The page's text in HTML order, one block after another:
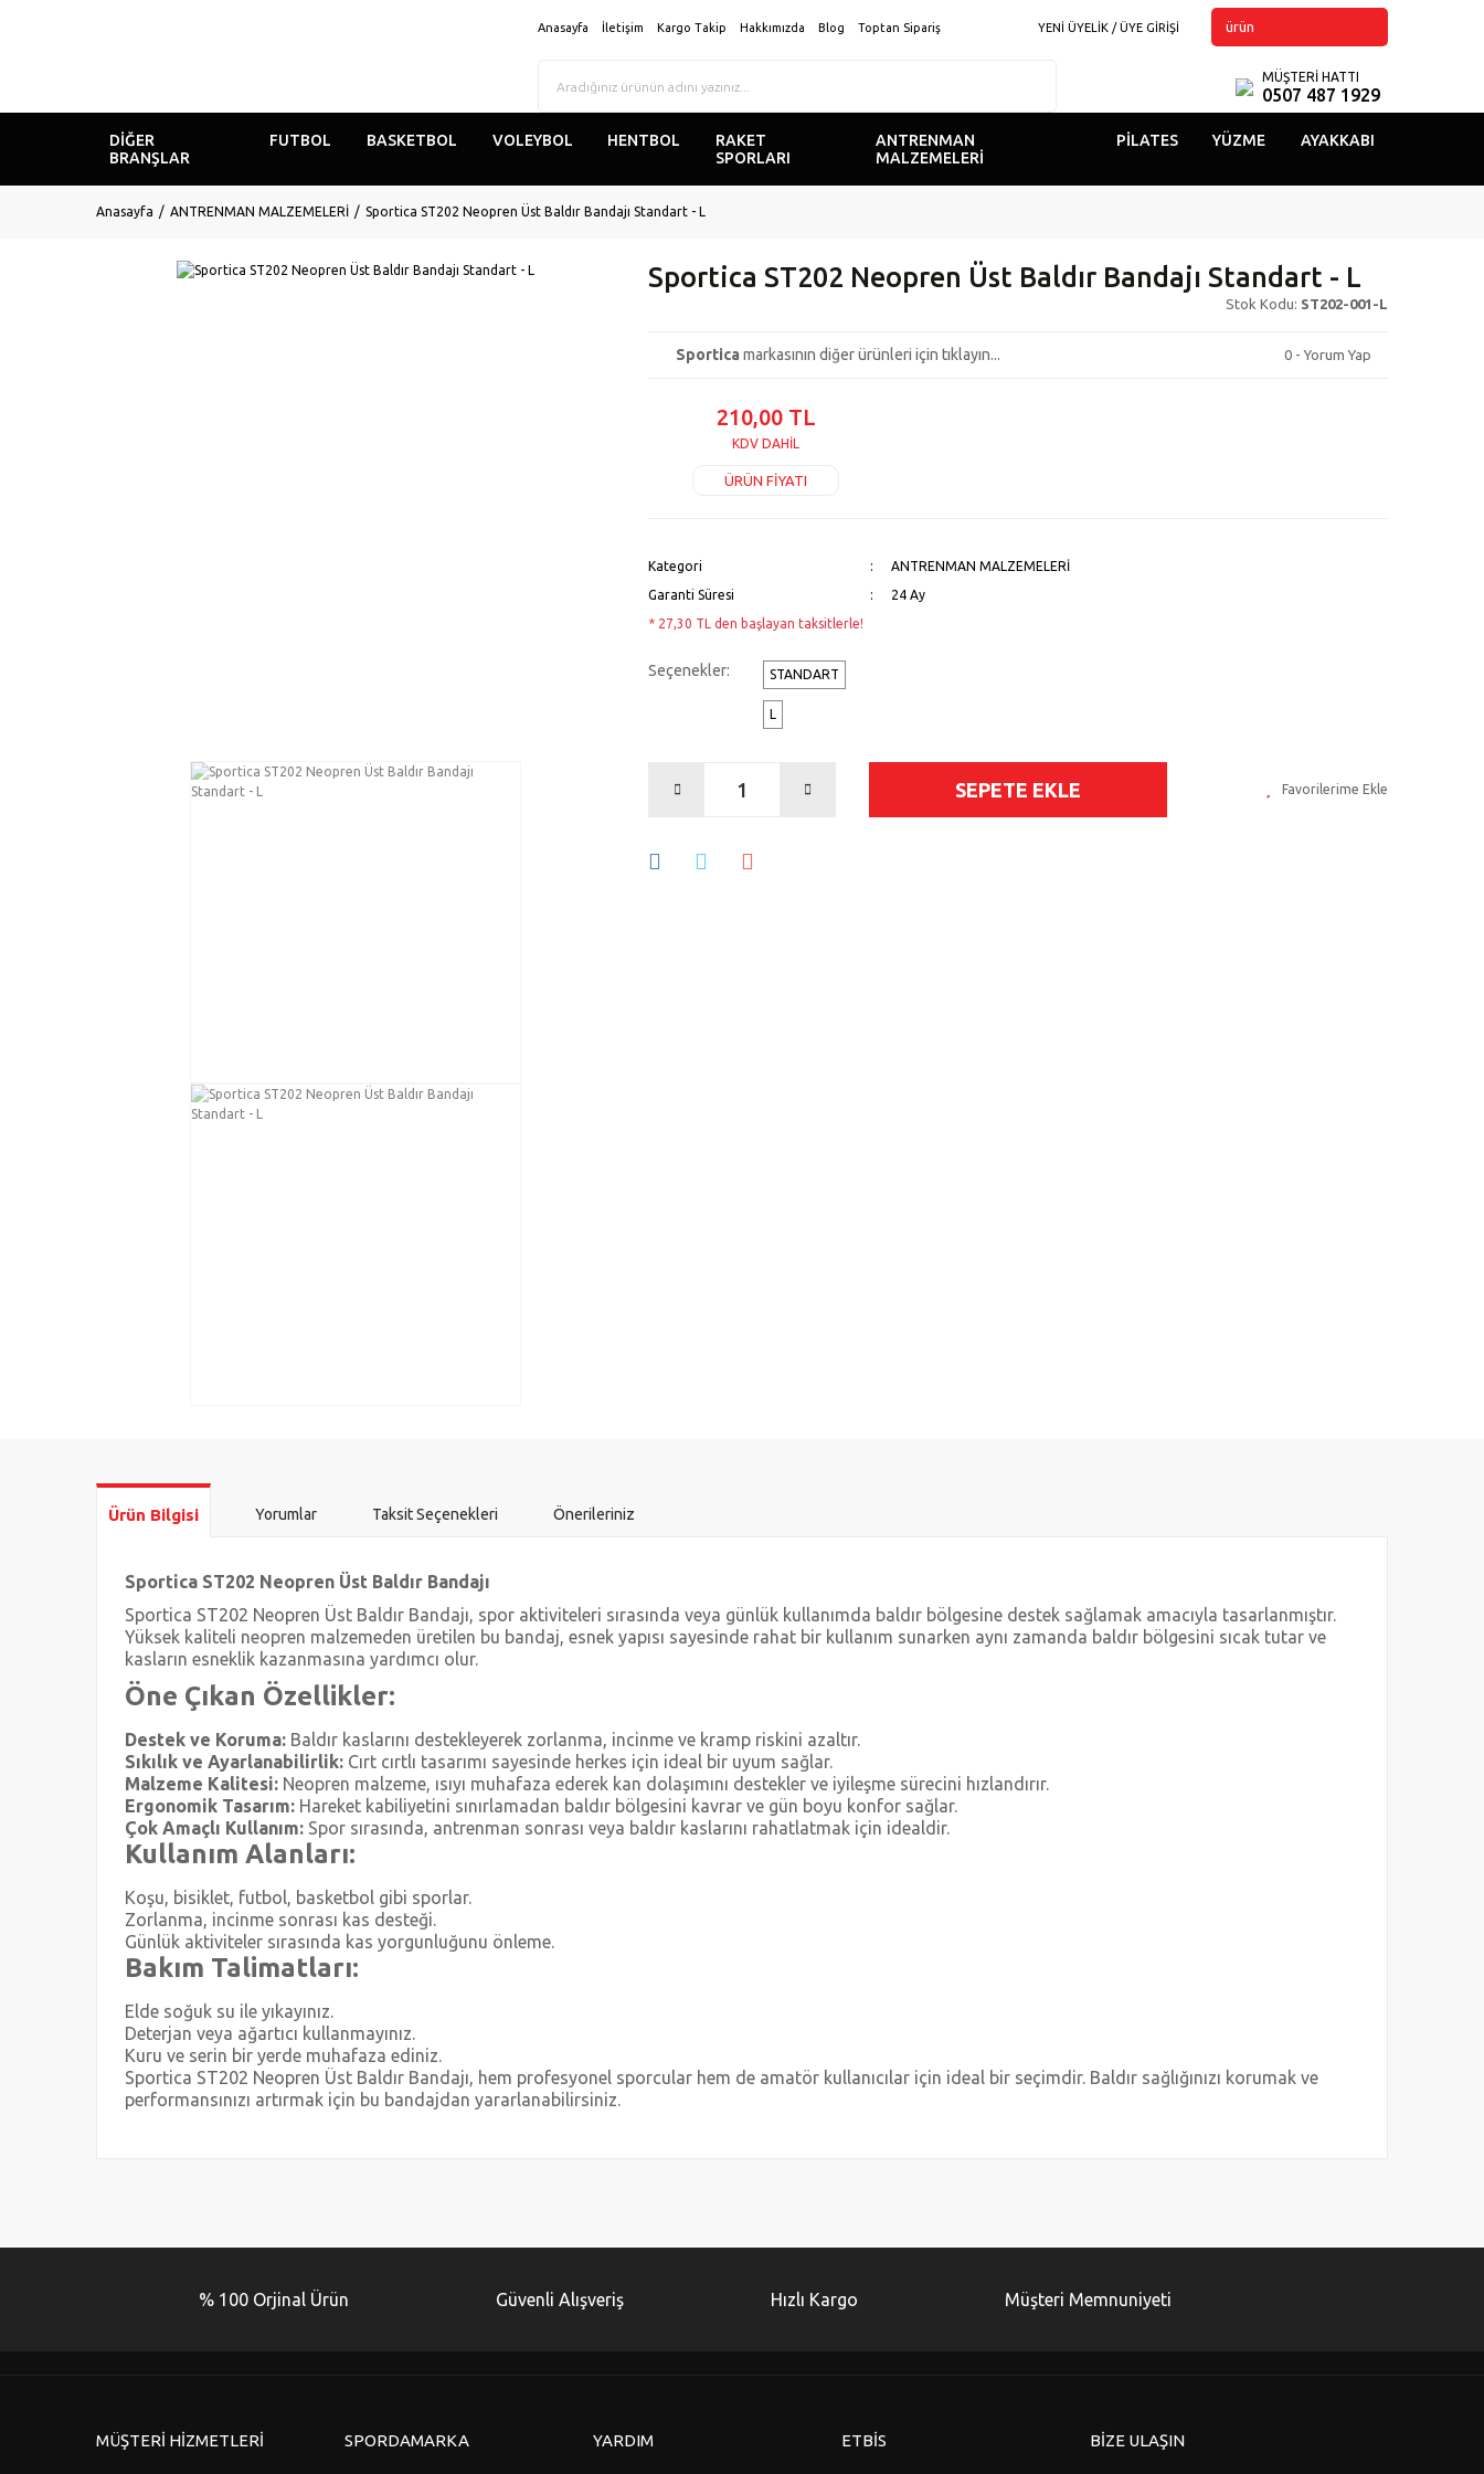
Anasayfa İletişim Kargo Takip Hakkımızda Blog Toptan Sipariş YENİ ÜYELİK / ÜYE GİRİŞİ ürün
MÜŞTERİ HATTI
0507 487 1929
DIĞER
BRANŞLAR
FUTBOL BASKETBOL VOLEYBOL HENTBOL
RAKET
SPORLARI
ANTRENMAN
MALZEMELERİ
PILATES YÜZME AYAKKABI
Anasayfa ANTRENMAN MALZEMELERİ Sportica ST202 Neopren Üst Baldır Bandajı Standart - L
Sportica ST202 Neopren Üst Baldır Bandajı Standart - L
Stok Kodu: ST202-001-L
Sportica markasının diğer ürünleri için tıklayın... 0 - Yorum Yap
210,00 TL
KDV DAHİL
ÜRÜN FİYATI
Kategori
ANTRENMAN MALZEMELERİ
Garanti Süresi
24 Ay
* 27,30 TL den başlayan taksitlerle!
Seçenekler: STANDART
L
SEPETE EKLE
Ürün Bilgisi Yorumlar Taksit Seçenekleri Önerileriniz
Sportica ST202 Neopren Üst Baldır Bandajı
Sportica ST202 Neopren Üst Baldır Bandajı, spor aktiviteleri sırasında veya günlük kullanımda baldır bölgesine destek sağlamak amacıyla tasarlanmıştır.
Yüksek kaliteli neopren malzemeden üretilen bu bandaj, esnek yapısı sayesinde rahat bir kullanım sunarken aynı zamanda baldır bölgesini sıcak tutar ve
kasların esneklik kazanmasına yardımcı olur.
Öne Çıkan Özellikler:
Destek ve Koruma: Baldır kaslarını destekleyerek zorlanma, incinme ve kramp riskini azaltır.
Sıkılık ve Ayarlanabilirlik: Cırt cırtlı tasarımı sayesinde herkes için ideal bir uyum sağlar.
Malzeme Kalitesi: Neopren malzeme, ısıyı muhafaza ederek kan dolaşımını destekler ve iyileşme sürecini hızlandırır.
Ergonomik Tasarım: Hareket kabiliyetini sınırlamadan baldır bölgesini kavrar ve gün boyu konfor sağlar.
Çok Amaçlı Kullanım: Spor sırasında, antrenman sonrası veya baldır kaslarını rahatlatmak için idealdir.
Kullanım Alanları:
Koşu, bisiklet, futbol, basketbol gibi sporlar.
Zorlanma, incinme sonrası kas desteği.
Günlük aktiviteler sırasında kas yorgunluğunu önleme.
Bakım Talimatları:
Elde soğuk su ile yıkayınız.
Deterjan veya ağartıcı kullanmayınız.
Kuru ve serin bir yerde muhafaza ediniz.
Sportica ST202 Neopren Üst Baldır Bandajı, hem profesyonel sporcular hem de amatör kullanıcılar için ideal bir seçimdir. Baldır sağlığınızı korumak ve
performansınızı artırmak için bu bandajdan yararlanabilirsiniz.
Ürün resmi kalitesiz, bozuk veya görüntülenemiyor.
Ürün bilgilerinde hatalar bulunuyor.
% 100 Orjinal Ürün Güvenli Alışveriş Hızlı Kargo Müşteri Memnuniyeti
MÜŞTERİ HİZMETLERİ SPORDAMARKA YARDIM ETBİS BİZE ULAŞIN